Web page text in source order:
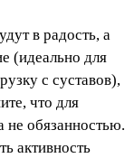
в радость, а
(идеально для
с суставов),
что для
не обязанностью.
активность